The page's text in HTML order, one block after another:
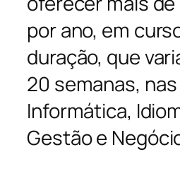
por ano, em
duração, que
20 semanas,
Informática,
Gestão e